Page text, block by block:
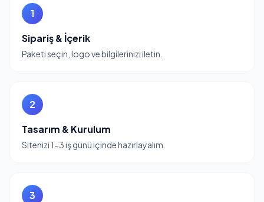
1
Sipariş & İçerik
Paketi seçin, logo ve bilgilerinizi iletin.
2
Tasarım & Kurulum
Sitenizi 1-3 iş günü içinde hazırlayalım.
3